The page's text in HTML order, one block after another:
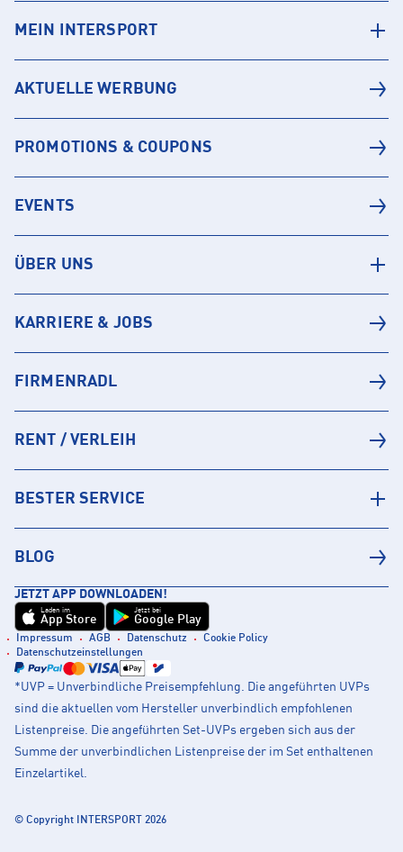
MEIN INTERSPORT
AKTUELLE WERBUNG
PROMOTIONS & COUPONS
EVENTS
ÜBER UNS
KARRIERE & JOBS
FIRMENRADL
RENT / VERLEIH
BESTER SERVICE
BLOG
JETZT APP DOWNLOADEN!
Laden im
App Store
Jetzt bei
Google Play
Impressum AGB Datenschutz
Cookie Policy
Datenschutzeinstellungen
*UVP = Unverbindliche Preisempfehlung. Die angeführten UVPs
sind die aktuellen vom Hersteller unverbindlich empfohlenen
Listenpreise. Die angeführten Set-UVPs ergeben sich aus der
Summe der unverbindlichen Listenpreise der im Set enthaltenen
Einzelartikel.
© Copyright INTERSPORT 2026